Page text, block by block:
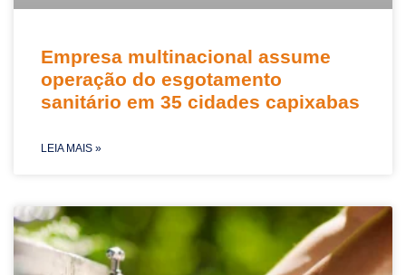
Empresa multinacional assume
operação do esgotamento
sanitário em 35 cidades capixabas
LEIA MAIS »